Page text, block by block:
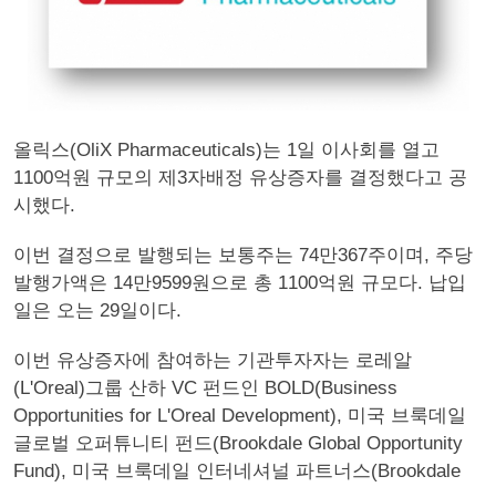
올릭스(OliX Pharmaceuticals)는 1일 이사회를 열고
1100억원 규모의 제3자배정 유상증자를 결정했다고 공
시했다.
이번 결정으로 발행되는 보통주는 74만367주이며, 주당
발행가액은 14만9599원으로 총 1100억원 규모다. 납입
일은 오는 29일이다.
이번 유상증자에 참여하는 기관투자자는 로레알
(L'Oreal)그룹 산하 VC 펀드인 BOLD(Business
Opportunities for L'Oreal Development), 미국 브룩데일
글로벌 오퍼튜니티 펀드(Brookdale Global Opportunity
Fund), 미국 브룩데일 인터네셔널 파트너스(Brookdale